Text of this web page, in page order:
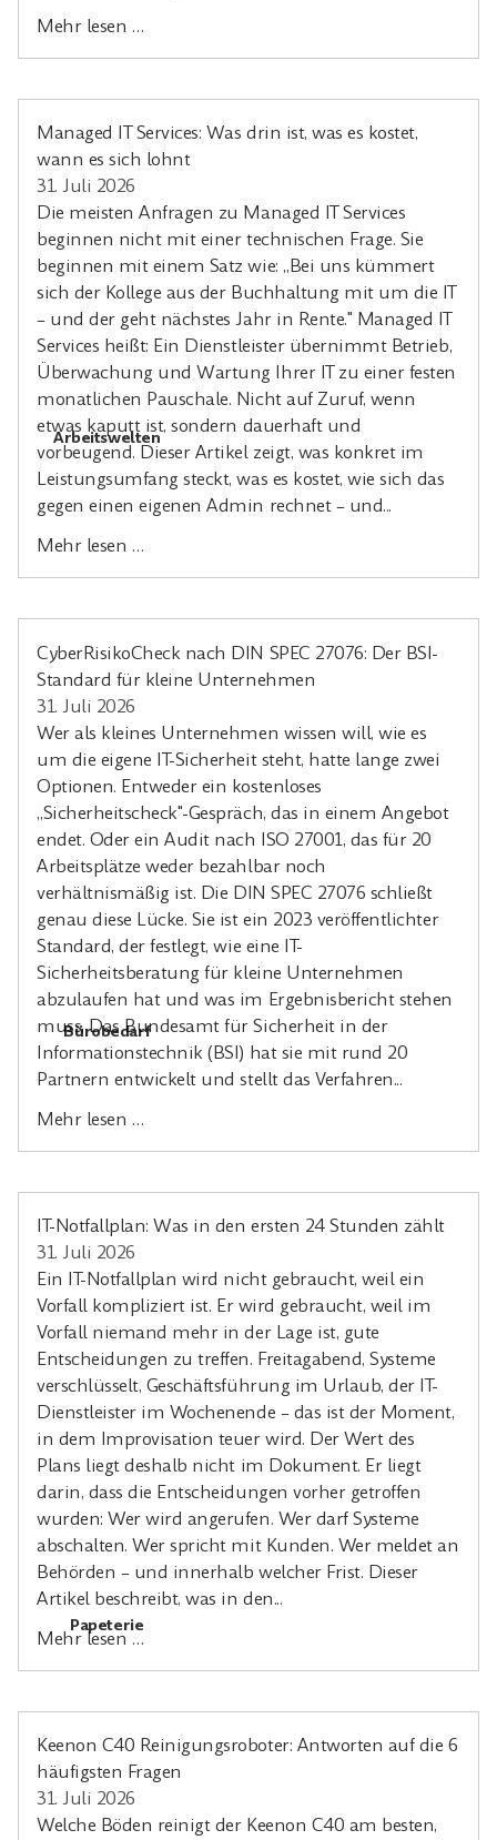
Arbeitswelten
Bürobedarf
Papeterie
Mehr lesen …
Managed IT Services: Was drin ist, was es kostet,
wann es sich lohnt
31. Juli 2026
Die meisten Anfragen zu Managed IT Services
beginnen nicht mit einer technischen Frage. Sie
beginnen mit einem Satz wie: „Bei uns kümmert
sich der Kollege aus der Buchhaltung mit um die IT
– und der geht nächstes Jahr in Rente." Managed IT
Services heißt: Ein Dienstleister übernimmt Betrieb,
Überwachung und Wartung Ihrer IT zu einer festen
monatlichen Pauschale. Nicht auf Zuruf, wenn
etwas kaputt ist, sondern dauerhaft und
vorbeugend. Dieser Artikel zeigt, was konkret im
Leistungsumfang steckt, was es kostet, wie sich das
gegen einen eigenen Admin rechnet – und...
Mehr lesen …
CyberRisikoCheck nach DIN SPEC 27076: Der BSI-
Standard für kleine Unternehmen
31. Juli 2026
Wer als kleines Unternehmen wissen will, wie es
um die eigene IT-Sicherheit steht, hatte lange zwei
Optionen. Entweder ein kostenloses
„Sicherheitscheck"-Gespräch, das in einem Angebot
endet. Oder ein Audit nach ISO 27001, das für 20
Arbeitsplätze weder bezahlbar noch
verhältnismäßig ist. Die DIN SPEC 27076 schließt
genau diese Lücke. Sie ist ein 2023 veröffentlichter
Standard, der festlegt, wie eine IT-
Sicherheitsberatung für kleine Unternehmen
abzulaufen hat und was im Ergebnisbericht stehen
muss. Das Bundesamt für Sicherheit in der
Informationstechnik (BSI) hat sie mit rund 20
Partnern entwickelt und stellt das Verfahren...
Mehr lesen …
IT-Notfallplan: Was in den ersten 24 Stunden zählt
31. Juli 2026
Ein IT-Notfallplan wird nicht gebraucht, weil ein
Vorfall kompliziert ist. Er wird gebraucht, weil im
Vorfall niemand mehr in der Lage ist, gute
Entscheidungen zu treffen. Freitagabend, Systeme
verschlüsselt, Geschäftsführung im Urlaub, der IT-
Dienstleister im Wochenende – das ist der Moment,
in dem Improvisation teuer wird. Der Wert des
Plans liegt deshalb nicht im Dokument. Er liegt
darin, dass die Entscheidungen vorher getroffen
wurden: Wer wird angerufen. Wer darf Systeme
abschalten. Wer spricht mit Kunden. Wer meldet an
Behörden – und innerhalb welcher Frist. Dieser
Artikel beschreibt, was in den...
Mehr lesen …
Keenon C40 Reinigungsroboter: Antworten auf die 6
häufigsten Fragen
31. Juli 2026
Welche Böden reinigt der Keenon C40 am besten,